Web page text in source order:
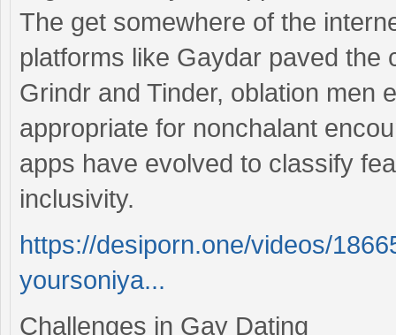
The get somewhere of the
platforms like Gaydar paved
Grindr and Tinder, oblation men
appropriate for nonchalant
apps have evolved to classify
inclusivity.
https://desiporn.one/videos/
yoursoniya...
Challenges in Gay Dating